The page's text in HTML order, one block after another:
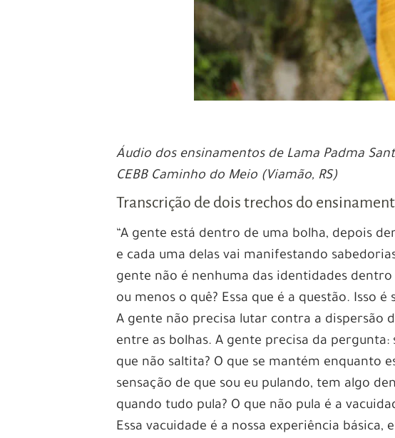
Áudio dos ensinamentos de Lama Padma
CEBB Caminho do Meio (Viamão, RS)
Transcrição de dois trechos do
“A gente está dentro de uma bolha, depois
e cada uma delas vai manifestando
gente não é nenhuma das identidades
ou menos o quê? Essa que é a questão. Isso
A gente não precisa lutar contra a dispersão
entre as bolhas. A gente precisa da
que não saltita? O que se mantém enquanto
sensação de que sou eu pulando, tem algo
quando tudo pula? O que não pula é a
Essa vacuidade é a nossa experiência